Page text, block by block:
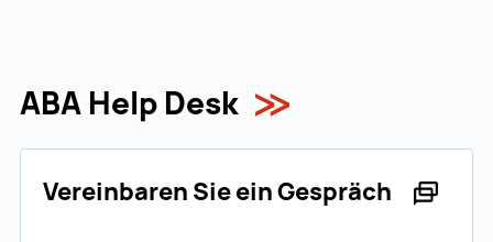
ABA Help Desk
Vereinbaren Sie ein Gespräch